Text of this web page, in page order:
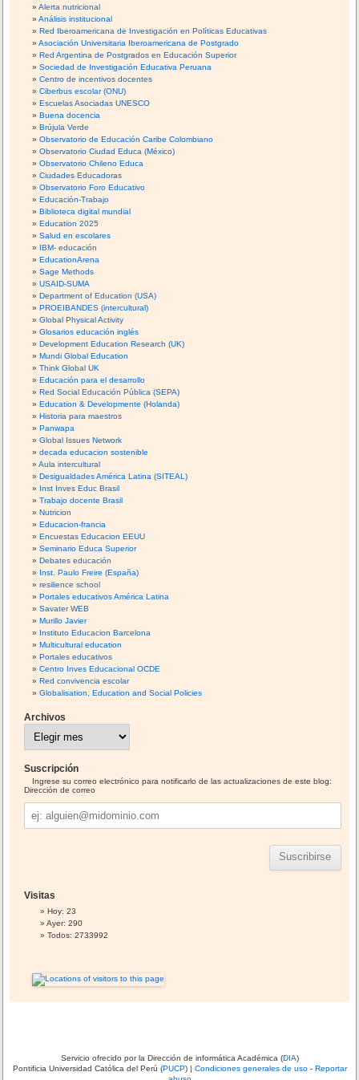
Alerta nutricional
Análisis institucional
Red Iberoamericana de Investigación en Políticas Educativas
Asociación Universitaria Iberoamericana de Postgrado
Red Argentina de Postgrados en Educación Superior
Sociedad de Investigación Educativa Peruana
Centro de incentivos docentes
Ciberbus escolar (ONU)
Escuelas Asociadas UNESCO
Buena docencia
Brújula Verde
Observatorio de Educación Caribe Colombiano
Observatorio Ciudad Educa (México)
Observatorio Chileno Educa
Ciudades Educadoras
Observatorio Foro Educativo
Educación-Trabajo
Biblioteca digital mundial
Education 2025
Salud en escolares
IBM- educación
EducationArena
Sage Methods
USAID-SUMA
Department of Education (USA)
PROEIBANDES (intercultural)
Global Physical Activity
Glosarios educación inglés
Development Education Research (UK)
Mundi Global Education
Think Global UK
Educación para el desarrollo
Red Social Educación Pública (SEPA)
Education & Developmente (Holanda)
Historia para maestros
Panwapa
Global Issues Network
decada educacion sostenible
Aula intercultural
Desigualdades América Latina (SITEAL)
Inst Inves Educ Brasil
Trabajo docente Brasil
Nutricion
Educacion-francia
Encuestas Educacion EEUU
Seminario Educa Superior
Debates educación
Inst. Paulo Freire (España)
resilience school
Portales educativos América Latina
Savater WEB
Murillo Javier
Instituto Educacion Barcelona
Multicultural education
Portales educativos
Centro Inves Educacional OCDE
Red convivencia escolar
Globalisation, Education and Social Policies
Archivos
h
v
Suscripción
Ingrese su correo electrónico para notificarlo de las actualizaciones de este blog:
Dirección de correo
Dirección
de
correo
Visitas
Hoy: 23
Ayer: 290
Todos: 2733992
Servicio ofrecido por la Dirección de informática Académica (DIA)
Pontificia Universidad Católica del Perú (PUCP) | Condiciones generales de uso- Reportar